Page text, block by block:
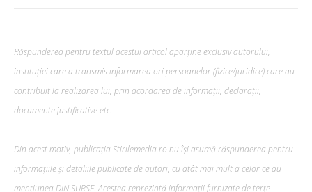
Răspunderea pentru textul acestui articol aparține exclusiv autorului,
instituției care a transmis informarea ori persoanelor (fizice/juridice) care au
contribuit la realizarea lui, prin acordarea de informații, declarații,
documente justificative etc.
Din acest motiv, publicația Stirilemedia.ro nu își asumă răspunderea pentru
informațiile și detaliile publicate de autori, cu atât mai mult a celor ce au
mențiunea DIN SURSE. Acestea reprezintă informații furnizate de terțe